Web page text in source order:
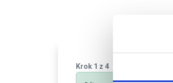
Krok 1 z 4